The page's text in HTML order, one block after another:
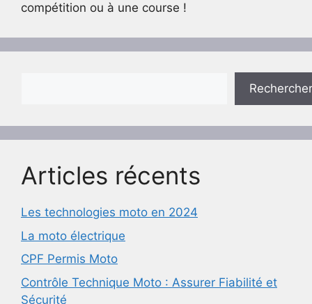
compétition ou à une course !
Rechercher
Articles récents
Les technologies moto en 2024
La moto électrique
CPF Permis Moto
Contrôle Technique Moto : Assurer Fiabilité et
Sécurité